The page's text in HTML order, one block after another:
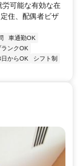
可能な有効な在
住、配偶者ビザ
車通勤OK
ランクOK
からOK
シフト制